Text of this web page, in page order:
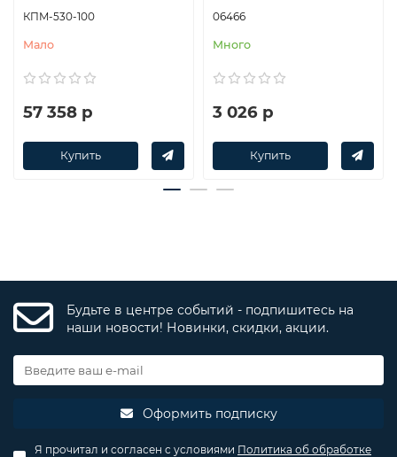
КПМ-530-100
Мало
57 358 р
Купить
06466
Много
3 026 р
Купить
Будьте в центре событий - подпишитесь на
наши новости! Новинки, скидки, акции.
Оформить подписку
Я прочитал и согласен с условиями Политика об обработке